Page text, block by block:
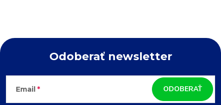
Z
Odoberať newsletter
Email ODOBERAŤ